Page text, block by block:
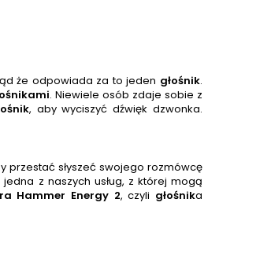
że odpowiada za to jeden głośnik.
ami. Niewiele osób zdaje sobie z
, aby wyciszyć dźwięk dzwonka.
przestać słyszeć swojego rozmówcę
z naszych usług, z której mogą
Hammer Energy 2, czyli głośnika